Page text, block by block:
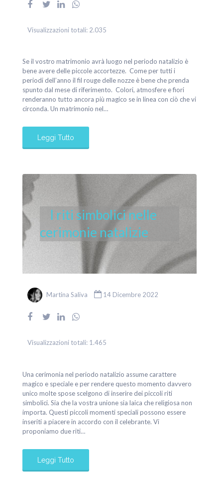
Visualizzazioni totali: 2.035
Se il vostro matrimonio avrà luogo nel periodo natalizio è
bene avere delle piccole accortezze. Come per tutti i
periodi dell’anno il fil rouge delle nozze è bene che prenda
spunto dal mese di riferimento. Colori, atmosfere e fiori
renderanno tutto ancora più magico se in linea con ciò che vi
circonda. Un matrimonio nel…
Leggi Tutto
I riti simbolici nelle
cerimonie natalizie
Martina Saliva 14 Dicembre 2022
Visualizzazioni totali: 1.465
Una cerimonia nel periodo natalizio assume carattere
magico e speciale e per rendere questo momento davvero
unico molte spose scelgono di inserire dei piccoli riti
simbolici. Sia che la vostra unione sia laica che religiosa non
importa. Questi piccoli momenti speciali possono essere
inseriti a piacere in accordo con il celebrante. Vi
proponiamo due riti…
Leggi Tutto